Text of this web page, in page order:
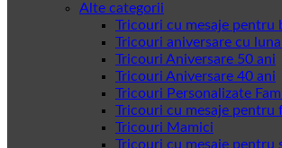
Alte categorii
Tricouri cu mesaje pentru
Tricouri aniversare cu
Tricouri Aniversare 50 ani
Tricouri Aniversare 40 ani
Tricouri Personalizate
Tricouri cu mesaje pentru
Tricouri Mamici
Tricouri cu mesaje pentru